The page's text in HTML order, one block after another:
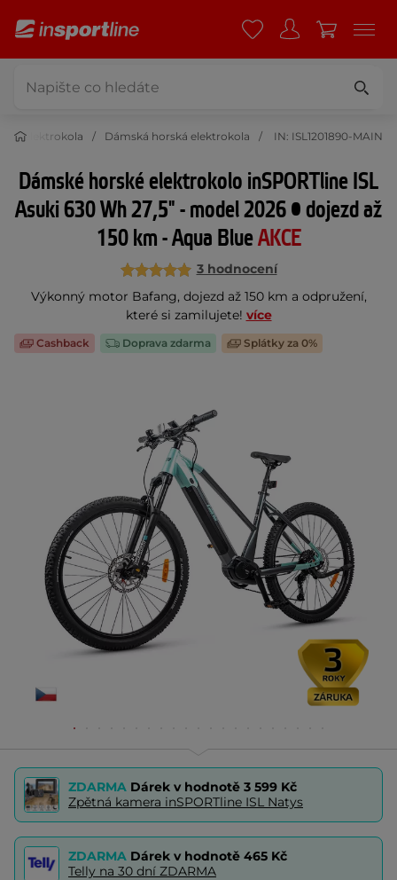
elektrokola Dámská horská elektrokola IN: ISL1201890-MAIN
Dámské horské elektrokolo inSPORTline ISL
Asuki 630 Wh 27,5" - model 2026 • dojezd až
150 km - Aqua BlueAKCE
3 hodnocení
Výkonný motor Bafang, dojezd až 150 km a odpružení,
které si zamilujete! více
Cashback Doprava zdarma Splátky za 0%
ZDARMA Dárek v hodnotě 3 599 Kč
Zpětná kamera inSPORTline ISL Natys
ZDARMA Dárek v hodnotě 465 Kč
Telly na 30 dní ZDARMA